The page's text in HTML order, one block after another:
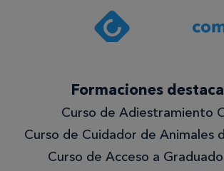
política de
privacidad .*
¡Quiero
mejor!
Formaciones
Curso de Adiestramiento
Curso de Cuidador de Animales
Curso de Acceso a